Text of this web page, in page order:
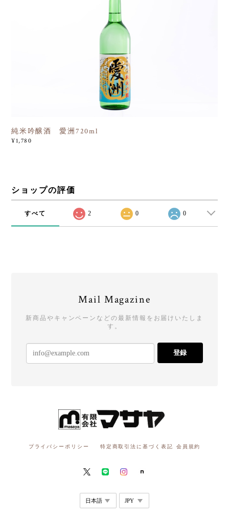
純米吟醸酒 愛洲720ml
¥1,780
ショップの評価
すべて 2 0 0
Mail Magazine
新商品やキャンペーンなどの最新情報をお届けいたしま
す。
登録
プライバシーポリシー 特定商取引法に基づく表記 会員規約